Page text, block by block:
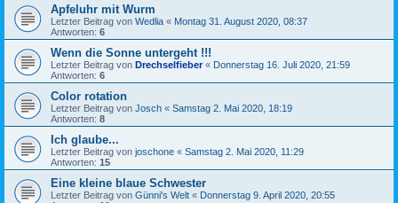
Apfeluhr mit Wurm
Letzter Beitrag von Wedlia « Montag 31. August 2020, 08:37
Antworten: 6
Wenn die Sonne untergeht !!!
Letzter Beitrag von Drechselfieber« Donnerstag 16. Juli 2020, 21:59
Antworten: 6
Color rotation
Letzter Beitrag von Josch « Samstag 2. Mai 2020, 18:19
Antworten: 8
Ich glaube...
Letzter Beitrag von joschone « Samstag 2. Mai 2020, 11:29
Antworten: 15
Eine kleine blaue Schwester
Letzter Beitrag von Günni's Welt « Donnerstag 9. April 2020, 20:55